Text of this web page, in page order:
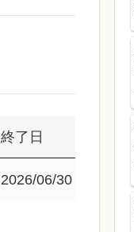
終了日
2026/06/30